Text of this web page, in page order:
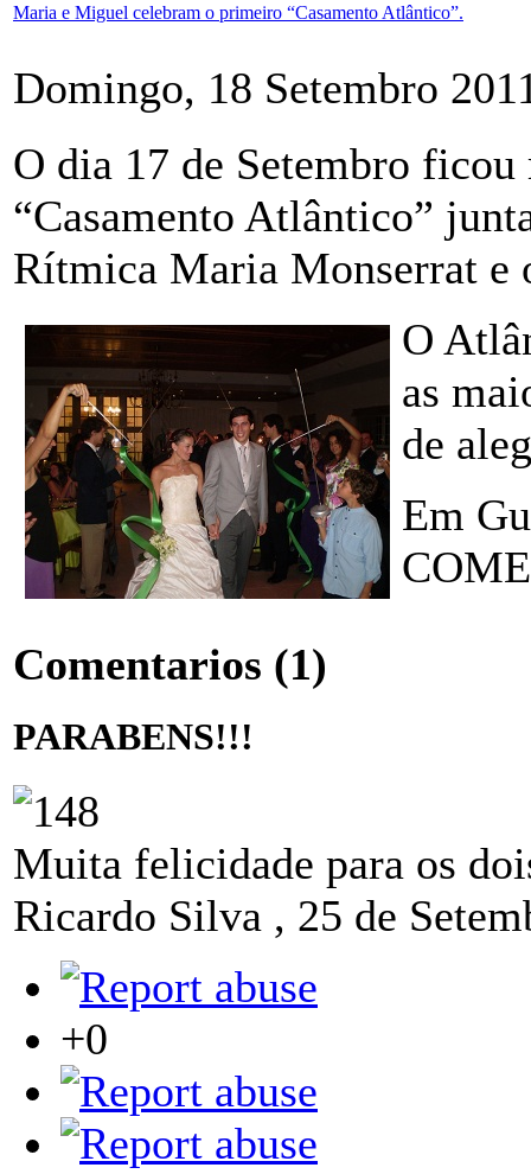
Maria e Miguel celebram o primeiro “Casamento Atlântico”.
Domingo, 18 Setembro
O dia 17 de Setembro
“Casamento Atlântico”
Rítmica Maria Monserrat
O
as
de
Em
Comentarios (1)
PARABENS!!!
Muita felicidade para os
Ricardo Silva , 25 de
+0